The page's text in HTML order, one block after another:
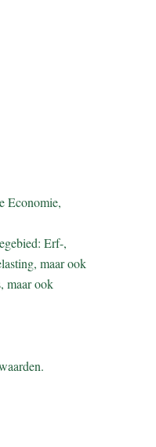
Economie,
Erf-,
maar ook
maar ook